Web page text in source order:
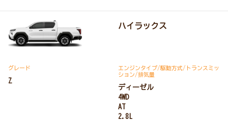
ハイラックス
グレード
Z
エンジンタイプ/駆動方式/ トランスミッ
ション/排気量
ディーゼル
4WD
AT
2.8L